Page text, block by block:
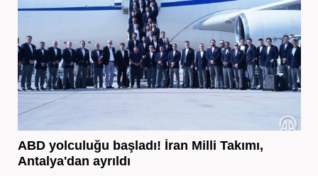
ABD yolculuğu başladı! İran Milli Takımı,
Antalya'dan ayrıldı